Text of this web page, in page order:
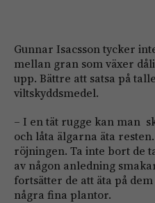
Gunnar Isacsson tycker
mellan gran som växer
upp. Bättre att satsa på
viltskyddsmedel.
– I en tät rugge kan man
och låta älgarna äta
röjningen. Ta inte bort de
av någon anledning
fortsätter de att äta på
några fina plantor.